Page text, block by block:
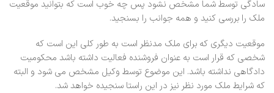
سادگی توسط شما مشخص نشود پس چه خوب است که بتوانید موقعیت
ملک را بررسی کنید و همه جوانب را بسنجید.
موقعیت دیگری که برای ملک مدنظر است به طور کلی این است که
شخصی که قرار است به عنوان فروشنده فعالیت داشته باشد محکومیت
دادگاهی نداشته باشد. این موضوع توسط وکیل مشخص می شود و البته
که شرایط ملک مورد نظر نیز در این راستا سنجیده خواهد شد.